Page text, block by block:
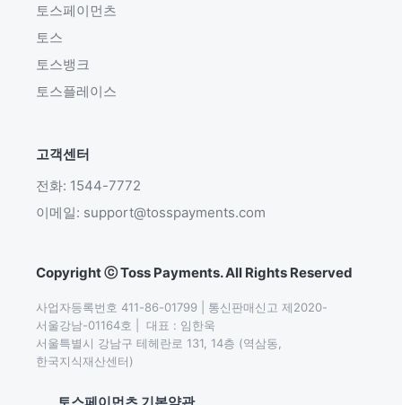
토스페이먼츠
토스
토스뱅크
토스플레이스
고객센터
전화: 1544-7772
이메일: support@tosspayments.com
Copyright ⓒ Toss Payments. All Rights Reserved
사업자등록번호 411-86-01799 | 통신판매신고 제2020-
서울강남-01164호 |  대표 : 임한욱
서울특별시 강남구 테헤란로 131, 14층 (역삼동,
한국지식재산센터)